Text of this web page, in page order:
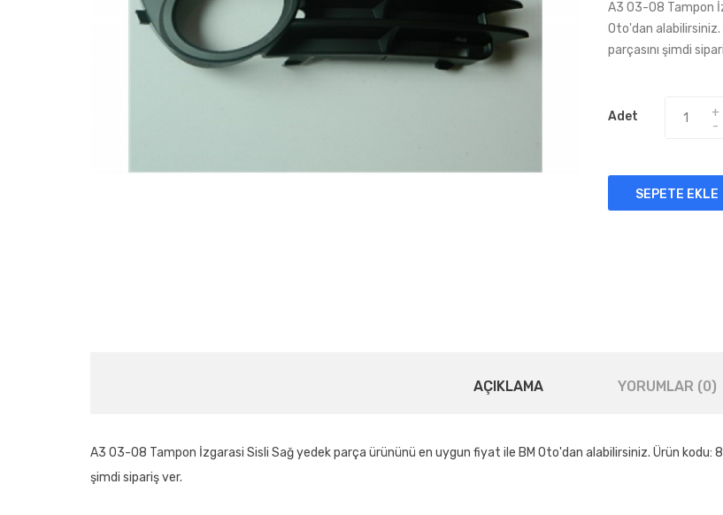
A3 03-08 Tampon
Oto'dan
parçasını şimdi
Adet
SEPETE EKLE
AÇIKLAMA YORUMLAR (0)
A3 03-08 Tampon İzgarasi Sisli Sağ yedek parça ürününü en uygun fiyat ile BM Oto'dan alabilirsiniz. Ürün kodu:
şimdi sipariş ver.